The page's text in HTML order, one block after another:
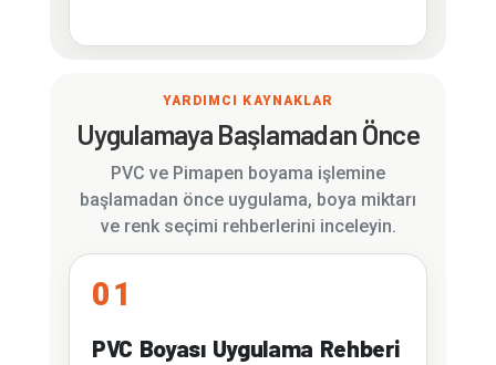
YARDIMCI KAYNAKLAR
Uygulamaya Başlamadan Önce
PVC ve Pimapen boyama işlemine
başlamadan önce uygulama, boya miktarı
ve renk seçimi rehberlerini inceleyin.
01
PVC Boyası Uygulama Rehberi